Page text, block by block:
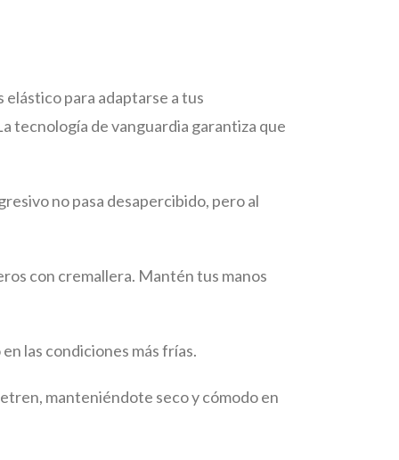
para adaptarse a tus
tecnología de vanguardia garantiza que
no pasa desapercibido, pero al
con cremallera. Mantén tus manos
las condiciones más frías.
manteniéndote seco y cómodo en